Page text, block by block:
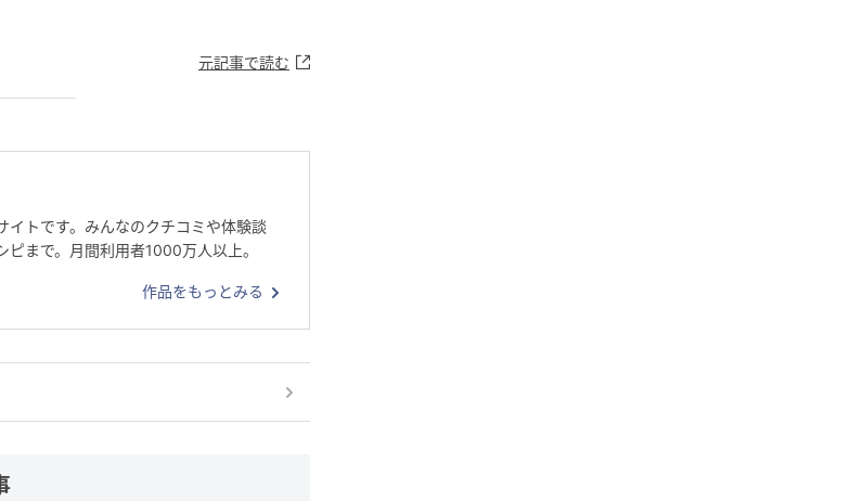
元記事で読む
イトです。みんなのクチコミや体験談
まで。月間利用者1000万人以上。
作品をもっとみる